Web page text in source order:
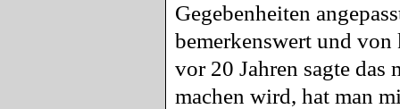
Gegebenheiten
bemerkenswert und
vor 20 Jahren sagte das
machen wird, hat man